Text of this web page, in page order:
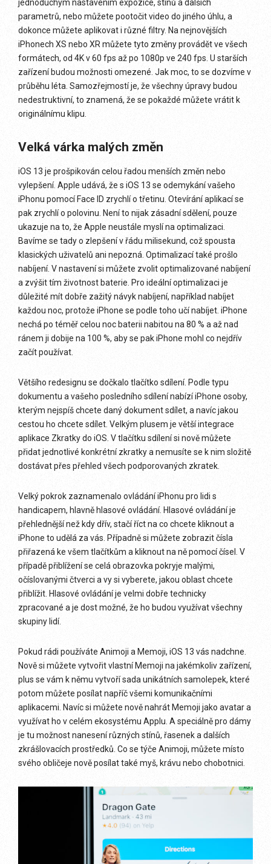
jednoduchým nastavením expozice, stínů a dalších
parametrů, nebo můžete pootočit video do jiného úhlu, a
dokonce můžete aplikovat i různé filtry. Na nejnovějších
iPhonech XS nebo XR můžete tyto změny provádět ve všech
formátech, od 4K v 60 fps až po 1080p ve 240 fps. U starších
zařízení budou možnosti omezené. Jak moc, to se dozvíme v
průběhu léta. Samozřejmostí je, že všechny úpravy budou
nedestruktivní, to znamená, že se pokaždé můžete vrátit k
originálnímu klipu.
Velká várka malých změn
iOS 13 je prošpikován celou řadou menších změn nebo
vylepšení. Apple udává, že s iOS 13 se odemykání vašeho
iPhonu pomocí Face ID zrychlí o třetinu. Otevírání aplikací se
pak zrychlí o polovinu. Není to nijak zásadní sdělení, pouze
ukazuje na to, že Apple neustále myslí na optimalizaci.
Bavíme se tady o zlepšení v řádu milisekund, což spousta
klasických uživatelů ani nepozná. Optimalizací také prošlo
nabíjení. V nastavení si můžete zvolit optimalizované nabíjení
a zvýšit tím životnost baterie. Pro ideální optimalizaci je
důležité mít dobře zažitý návyk nabíjení, například nabíjet
každou noc, protože iPhone se podle toho učí nabíjet. iPhone
nechá po téměř celou noc baterii nabitou na 80 % a až nad
ránem ji dobije na 100 %, aby se pak iPhone mohl co nejdřív
začít používat.
Většího redesignu se dočkalo tlačítko sdílení. Podle typu
dokumentu a vašeho posledního sdílení nabízí iPhone osoby,
kterým nejspíš chcete daný dokument sdílet, a navíc jakou
cestou ho chcete sdílet. Velkým plusem je větší integrace
aplikace Zkratky do iOS. V tlačítku sdílení si nově můžete
přidat jednotlivé konkrétní zkratky a nemusíte se k nim složitě
dostávat přes přehled všech podporovaných zkratek.
Velký pokrok zaznamenalo ovládání iPhonu pro lidi s
handicapem, hlavně hlasové ovládání. Hlasové ovládání je
přehlednější než kdy dřív, stačí říct na co chcete kliknout a
iPhone to udělá za vás. Případně si můžete zobrazit čísla
přiřazená ke všem tlačítkům a kliknout na ně pomocí čísel. V
případě přiblížení se celá obrazovka pokryje malými,
očíslovanými čtverci a vy si vyberete, jakou oblast chcete
přiblížit. Hlasové ovládání je velmi dobře technicky
zpracované a je dost možné, že ho budou využívat všechny
skupiny lidí.
Pokud rádi používáte Animoji a Memoji, iOS 13 vás nadchne.
Nově si můžete vytvořit vlastní Memoji na jakémkoliv zařízení,
plus se vám k němu vytvoří sada unikátních samolepek, které
potom můžete posílat napříč všemi komunikačními
aplikacemi. Navíc si můžete nově nahrát Memoji jako avatar a
využívat ho v celém ekosystému Applu. A speciálně pro dámy
je tu možnost nanesení různých stínů, řasenek a dalších
zkrášlovacích prostředků. Co se týče Animoji, můžete místo
svého obličeje nově posílat také myš, krávu nebo chobotnici.